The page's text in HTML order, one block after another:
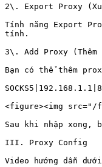
2\. Export Proxy
Tính năng Export
tính.
3\. Add Proxy (Thêm
Bạn có thể thêm
<figure><img src="/
Sau khi nhập xong,
III. Proxy Config
Video hướng dẫn